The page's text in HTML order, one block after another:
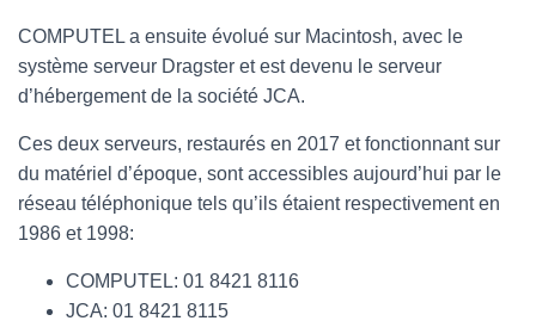
COMPUTEL a ensuite évolué sur Macintosh, avec le
système serveur Dragster et est devenu le serveur
d’hébergement de la société JCA.
Ces deux serveurs, restaurés en 2017 et fonctionnant sur
du matériel d’époque, sont accessibles aujourd’hui par le
réseau téléphonique tels qu’ils étaient respectivement en
1986 et 1998:
COMPUTEL: 01 8421 8116
JCA: 01 8421 8115